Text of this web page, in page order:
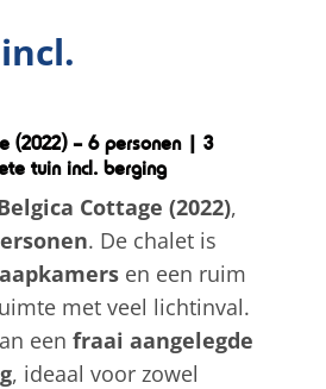
(2022) – 6 personen | 3
tuin incl. berging
Cottage (2022),
. De chalet is
en een ruim
met veel lichtinval.
een fraai aangelegde
, ideaal voor zowel